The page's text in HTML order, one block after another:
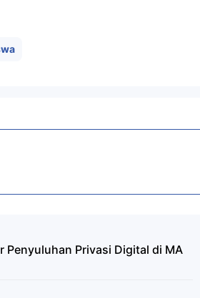
Penyuluhan Privasi Digital di MA